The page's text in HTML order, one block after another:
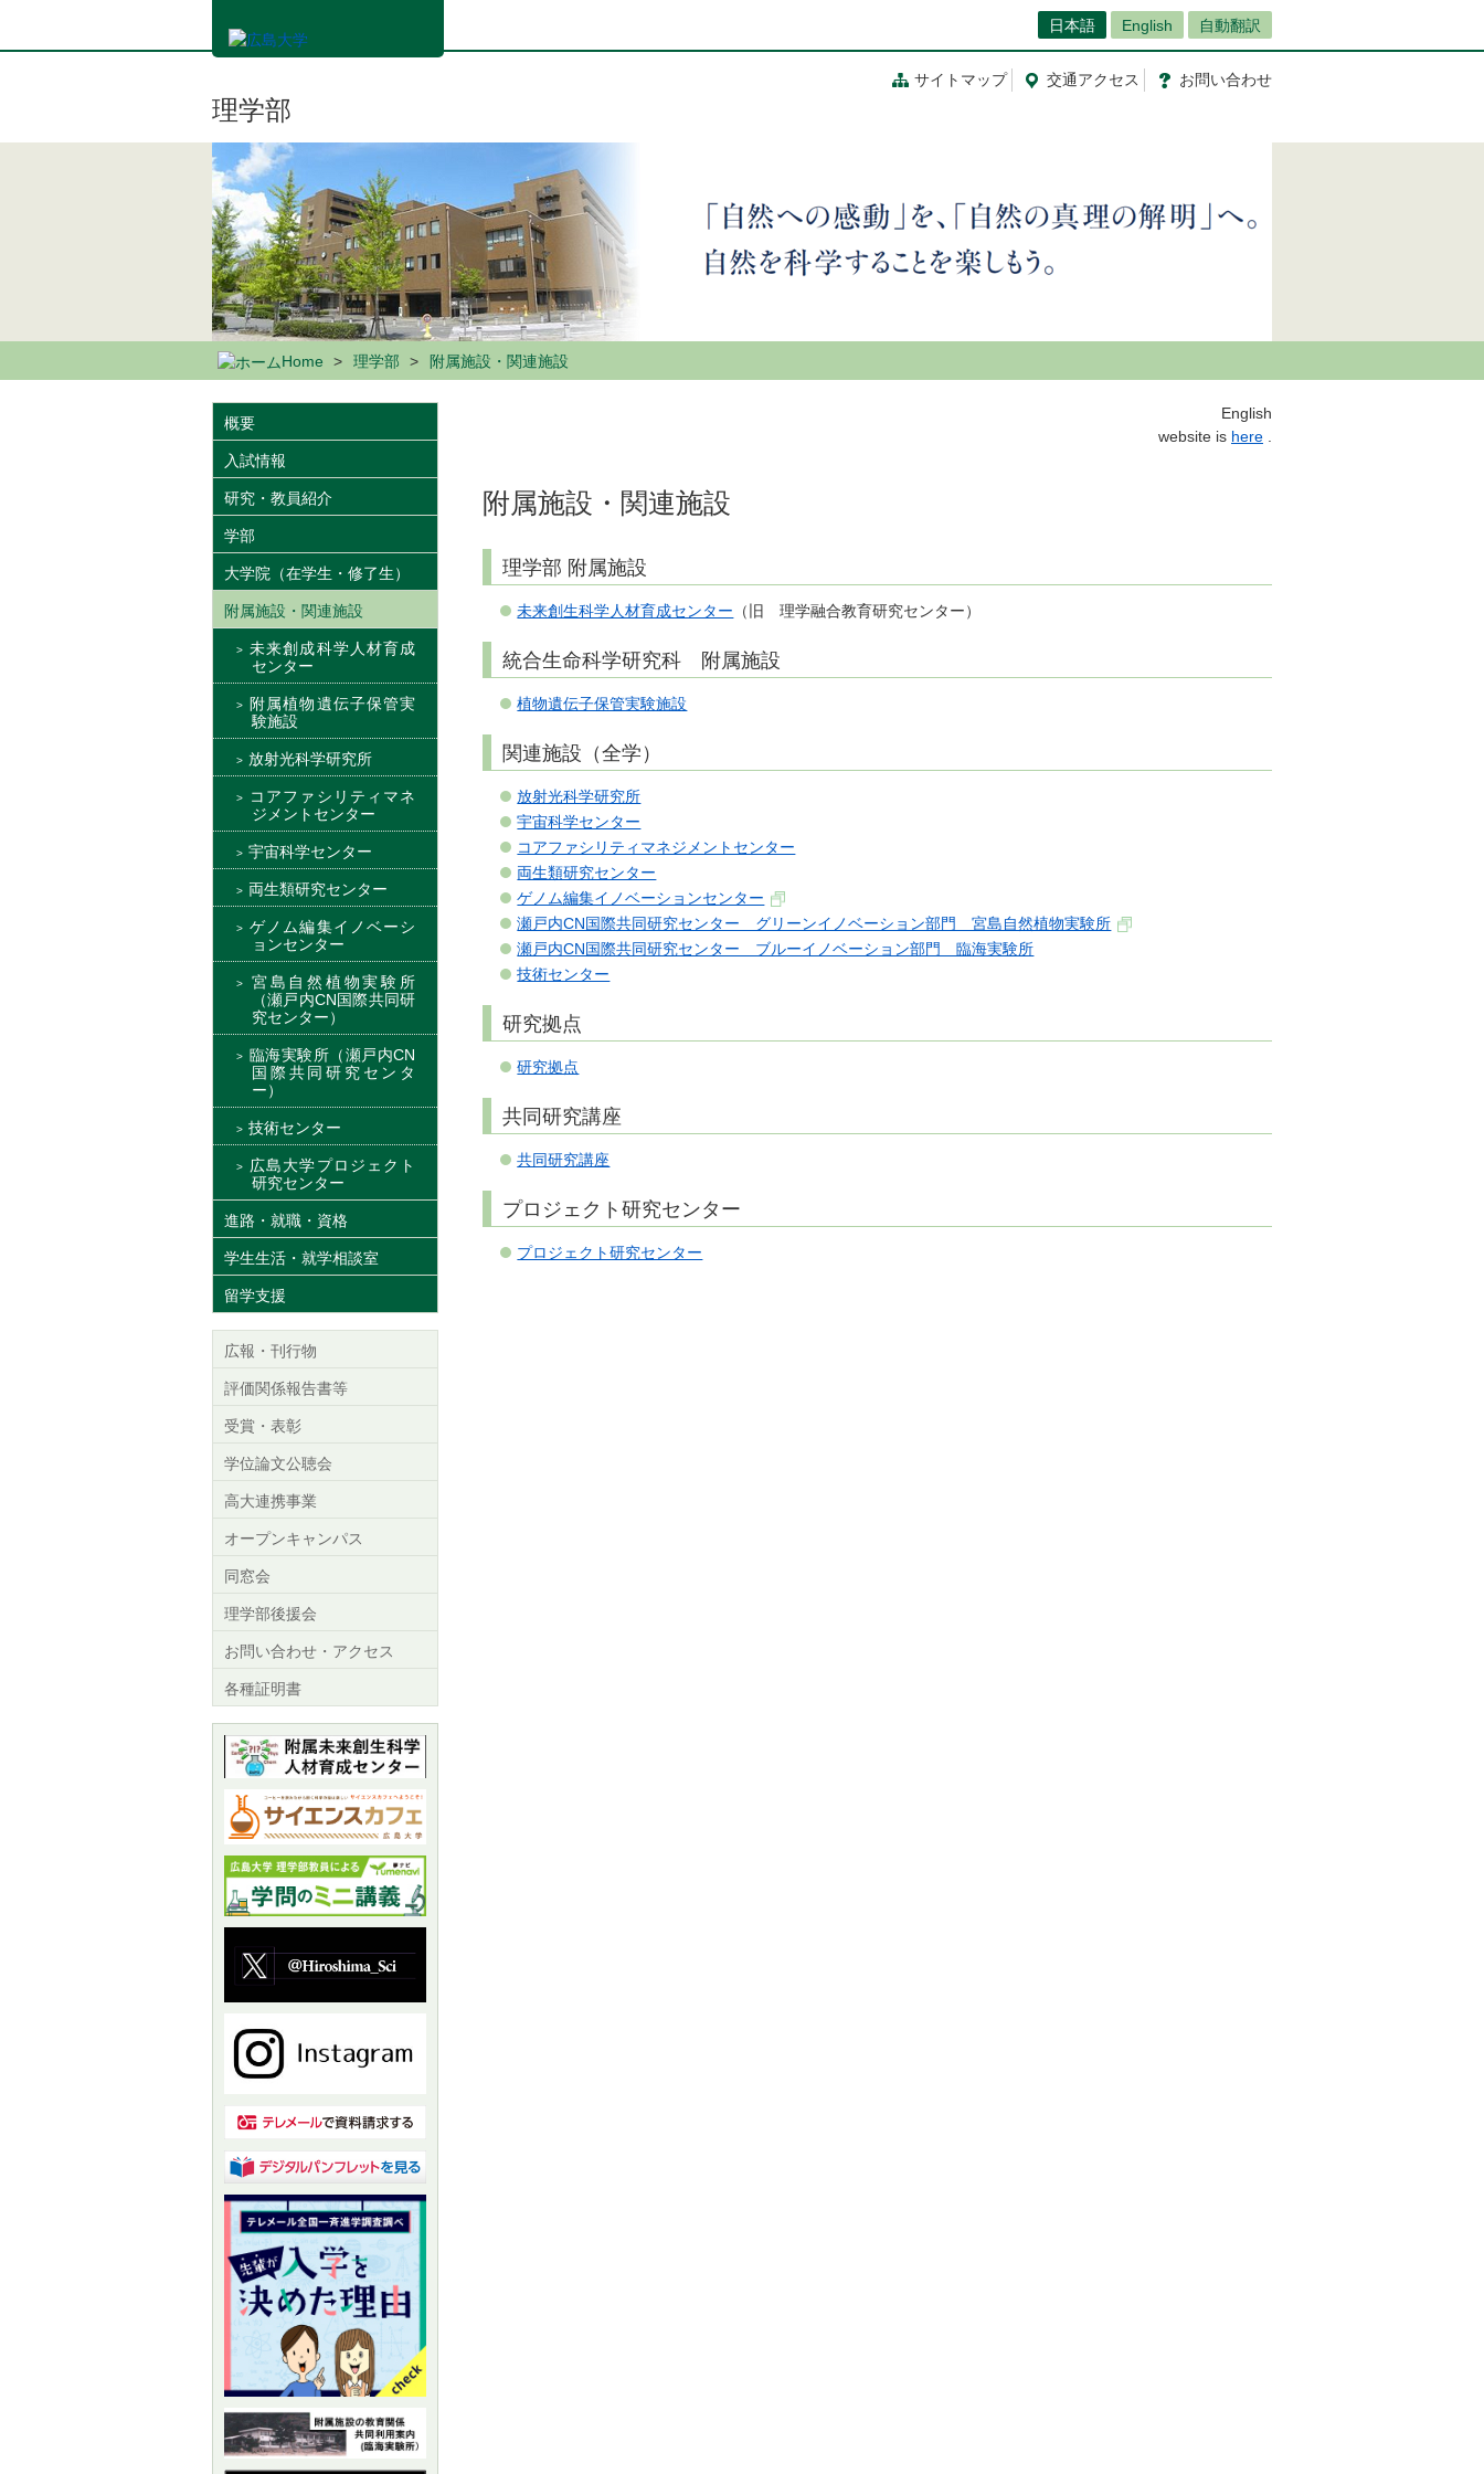
ン
日本語 English 自動翻訳
サイトマップ 交通アクセス お問い合わせ
理学部
Home 理学部 附属施設・関連施設
English
website is here
附属施設・関連施設
理学部 附属施設
未来創生科学人材育成センター （旧 理学融合教育研究センター）
統合生命科学研究科 附属施設
植物遺伝子保管実験施設
関連施設（全学）
放射光科学研究所
宇宙科学センター
コアファシリティマネジメントセンター
両生類研究センター
ゲノム編集イノベーションセンター
瀬戸内CN国際共同研究センター グリーンイノベーション部門 宮島自然植物実験所
瀬戸内CN国際共同研究センター ブルーイノベーション部門 臨海実験所
技術センター
研究拠点
研究拠点
共同研究講座
共同研究講座
プロジェクト研究センター
プロジェクト研究センター
概要
入試情報
研究・教員紹介
学部
大学院（在学生・修了生）
附属施設・関連施設
未来創成科学人材育成
センター
附属植物遺伝子保管実
験施設
放射光科学研究所
コアファシリティマネ
ジメントセンター
宇宙科学センター
両生類研究センター
ゲノム編集イノベーシ
ョンセンター
宮島自然植物実験所
（瀬戸内CN国際共同研
究センター）
臨海実験所（瀬戸内CN
国際共同研究センタ
ー）
技術センター
広島大学プロジェクト
研究センター
進路・就職・資格
学生生活・就学相談室
留学支援
広報・刊行物
評価関係報告書等
受賞・表彰
学位論文公聴会
高大連携事業
オープンキャンパス
同窓会
理学部後援会
お問い合わせ・アクセス
各種証明書